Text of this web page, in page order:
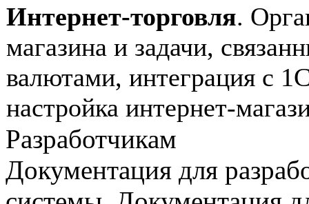
Интернет-торговля.
магазина и задачи,
валютами, интеграция с
настройка интернет-
Разработчикам
Документация для